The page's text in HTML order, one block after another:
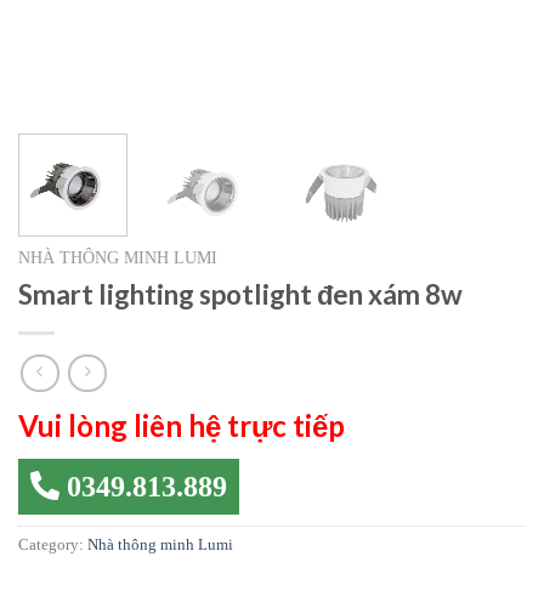
NHÀ THÔNG MINH LUMI
Smart lighting spotlight đen xám 8w
Vui lòng liên hệ trực tiếp
0349.813.889
Category: Nhà thông minh Lumi